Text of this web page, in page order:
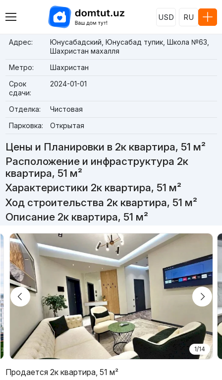
USD RU
Адрес:
Юнусабадский, Юнусабад тупик, Школа №63,
Шахристан махалля
Метро:
Шахристан
Срок
сдачи:
2024-01-01
Отделка:
Чистовая
Парковка:
Открытая
Цены и Планировки в 2к квартира, 51 м²
Расположение и инфраструктура 2к
квартира, 51 м²
Характеристики 2к квартира, 51 м²
Ход строительства 2к квартира, 51 м²
Описание 2к квартира, 51 м²
1/14
Продается 2к квартира, 51 м²